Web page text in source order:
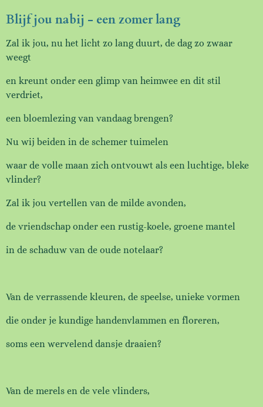
Blijf jou nabij - een zomer lang
Zal ik jou, nu het licht zo lang duurt, de dag zo zwaar
weegt
en kreunt onder een glimp van heimwee en dit stil
verdriet,
een bloemlezing van vandaag brengen?
Nu wij beiden in de schemer tuimelen
waar de volle maan zich ontvouwt als een luchtige, bleke
vlinder?
Zal ik jou vertellen van de milde avonden,
de vriendschap onder een rustig-koele, groene mantel
in de schaduw van de oude notelaar?
Van de verrassende kleuren, de speelse, unieke vormen
die onder je kundige handenvlammen en floreren,
soms een wervelend dansje draaien?
Van de merels en de vele vlinders,